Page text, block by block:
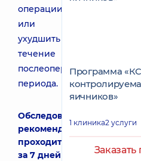
операции
или
ухудшить
течение
послеоперационного
периода.
Обследование
рекомендуется
проходить
за 7 дней
Программа
яичников»
1 клиника2 услуги